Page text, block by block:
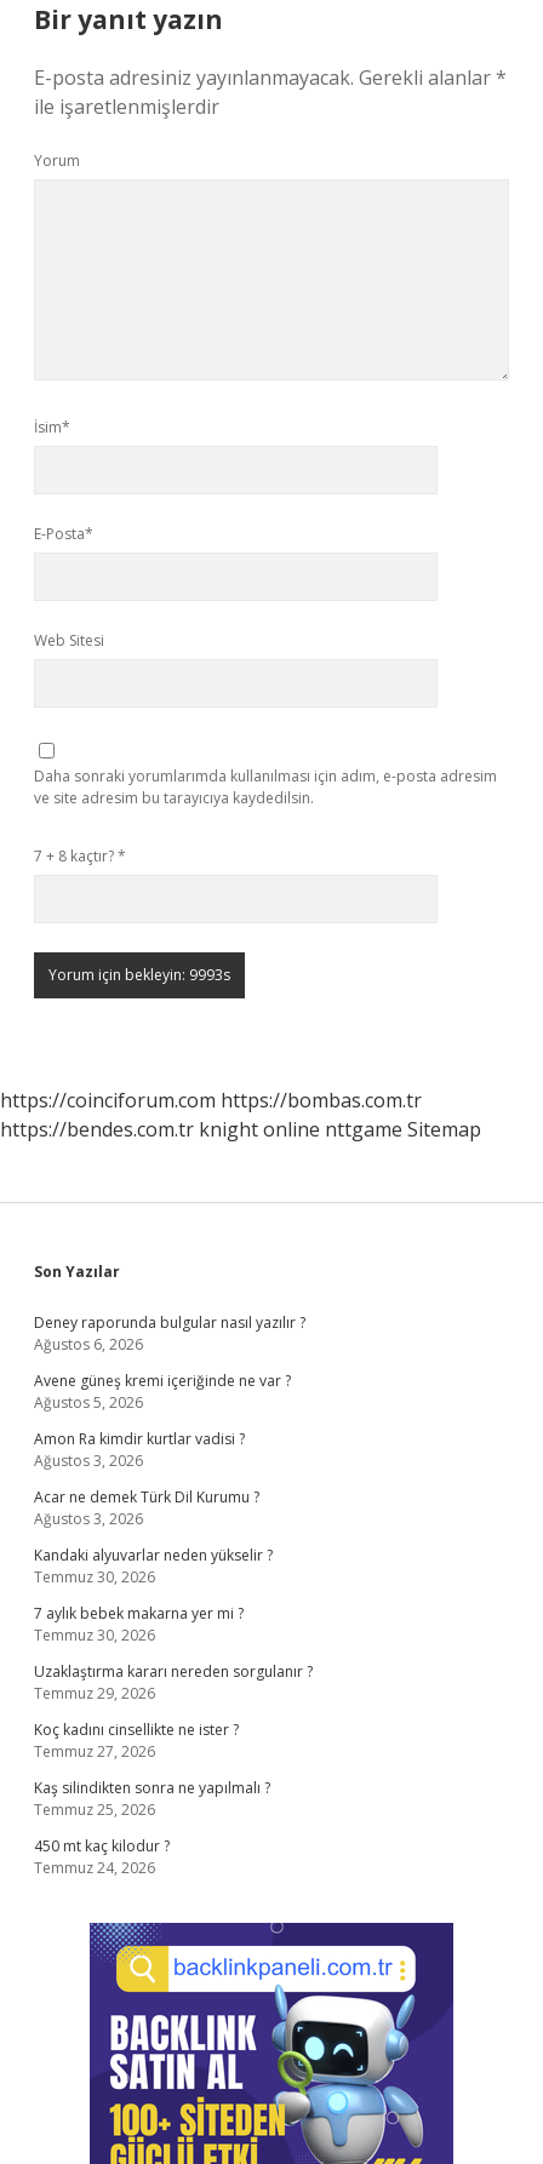
Bir yanıt yazın
E-posta adresiniz yayınlanmayacak. Gerekli alanlar*
ile işaretlenmişlerdir
Yorum
İsim*
E-Posta*
Web Sitesi
Daha sonraki yorumlarımda kullanılması için adım, e-posta adresim
ve site adresim bu tarayıcıya kaydedilsin.
7 + 8 kaçtır?*
https://coinciforum.com https://bombas.com.tr
https://bendes.com.tr knight online nttgame Sitemap
Sidebar
Son Yazılar
Deney raporunda bulgular nasıl yazılır ?
Ağustos 6, 2026
Avene güneş kremi içeriğinde ne var ?
Ağustos 5, 2026
Amon Ra kimdir kurtlar vadisi ?
Ağustos 3, 2026
Acar ne demek Türk Dil Kurumu ?
Ağustos 3, 2026
Kandaki alyuvarlar neden yükselir ?
Temmuz 30, 2026
7 aylık bebek makarna yer mi ?
Temmuz 30, 2026
Uzaklaştırma kararı nereden sorgulanır ?
Temmuz 29, 2026
Koç kadını cinsellikte ne ister ?
Temmuz 27, 2026
Kaş silindikten sonra ne yapılmalı ?
Temmuz 25, 2026
450 mt kaç kilodur ?
Temmuz 24, 2026